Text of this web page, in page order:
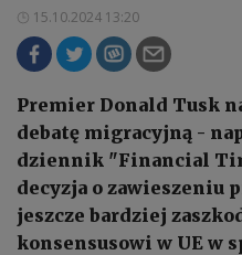
15.10.2024 13:20
Premier Donald Tusk
debatę migracyjną -
dziennik "Financial
decyzja o zawieszeniu
jeszcze bardziej
konsensusowi w UE w